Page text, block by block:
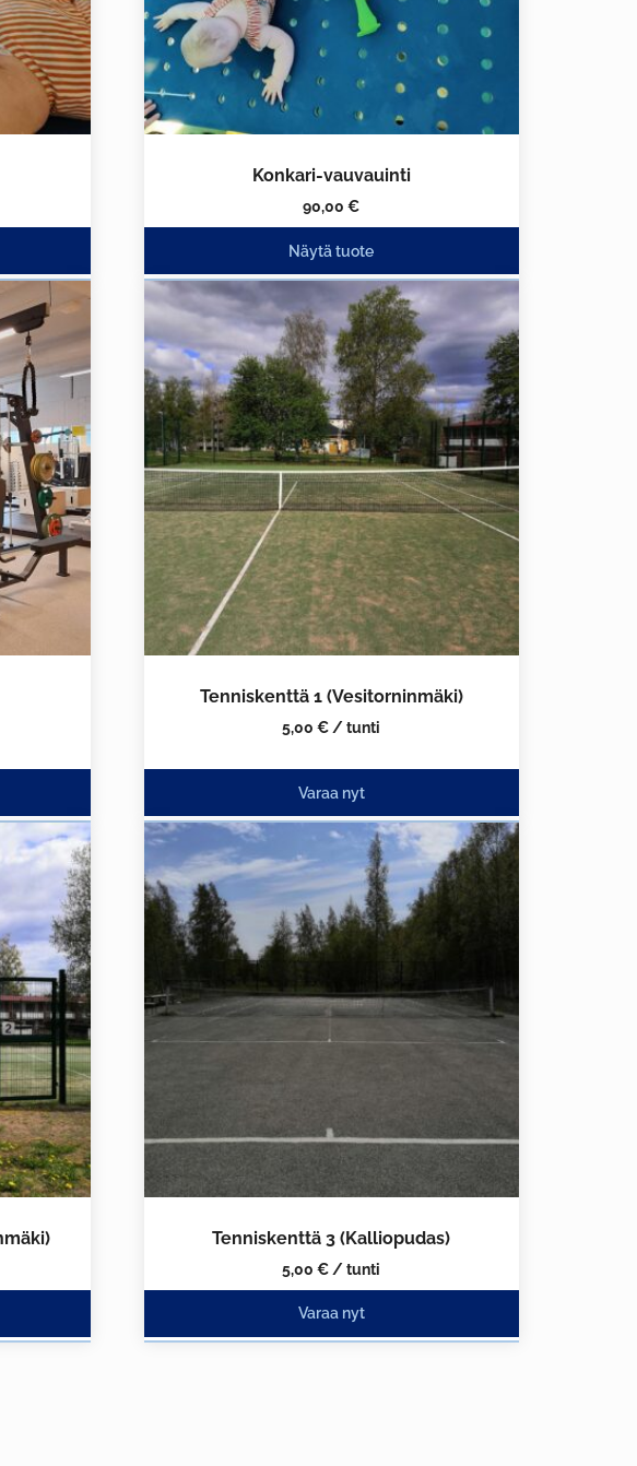
Konkari-vauvauinti
90,00€
Näytä tuote
Tenniskenttä 1 (Vesitorninmäki)
5,00€ / tunti
Varaa nyt
Tenniskenttä 3 (Kalliopudas)
5,00€ / tunti
Varaa nyt